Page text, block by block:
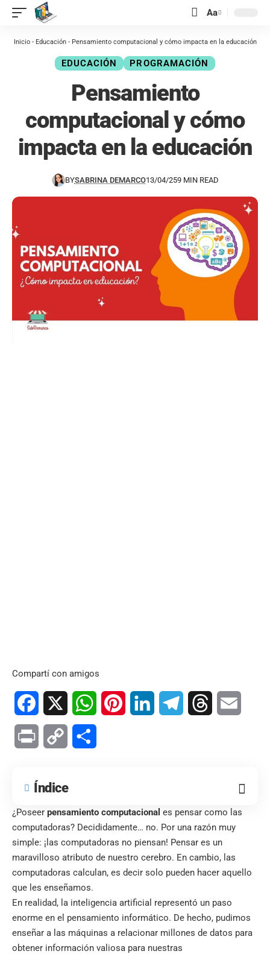
contenido Aa
Inicio- Educación- Pensamiento computacional y cómo impacta en la educación
EDUCACIÓN PROGRAMACIÓN
Pensamiento
computacional y cómo
impacta en la educación
BYSABRINA DEMARCO13/04/259 MIN READ
Compartí con amigos
Facebook WhatsAppPinterest LinkedIn TelegramThreads
Print Copy
Índice
¿Poseer pensamiento computacional es pensar como las
computadoras? Decididamente… no. Por una razón muy
simple: ¡las computadoras no piensan! Pensar es un
maravilloso atributo de nuestro cerebro. En cambio, las
computadoras calculan, es decir solo pueden hacer aquello
que les enseñamos.
En realidad, la inteligencia artificial representó un paso
enorme en el pensamiento informático. De hecho, pudimos
enseñar a las máquinas a relacionar millones de datos para
obtener información valiosa para nuestras